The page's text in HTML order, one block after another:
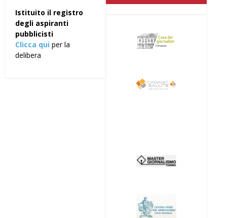
Istituito il registro
degli aspiranti
pubblicisti
Clicca qui per la
delibera